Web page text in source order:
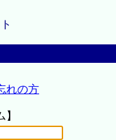
れの方